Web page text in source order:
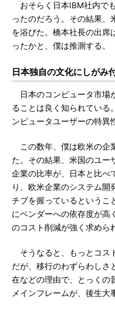
おそらく日本IBM社内で
ったのだろう。その結果、
を浴びた。橋本社長の出席
ったかと、僕は推測する。
日本独自の文化にしがみ
日本のコンピュータ市場
ることは良く知られている
ンピュータユーザーの特異
この数年、僕は欧米の企
た。その結果、米国のユー
企業の比率が、日本と比べ
り、欧米企業のシステム開
チブを握っているというこ
にベンダーへの依存度が高
のコスト削減が強く求めら
そうなると、もっとコス
だが、移行のわずらわしさ
在などの理由で、とっくの
メインフレームが、後生大